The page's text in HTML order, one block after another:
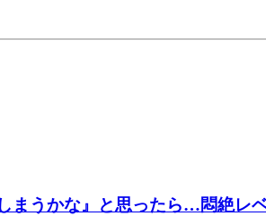
うかな』と思ったら…悶絶レ